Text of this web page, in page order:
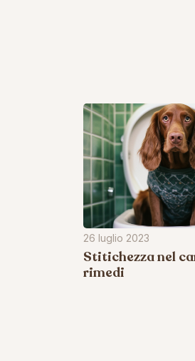
26 luglio 2023
Stitichezza nel
rimedi